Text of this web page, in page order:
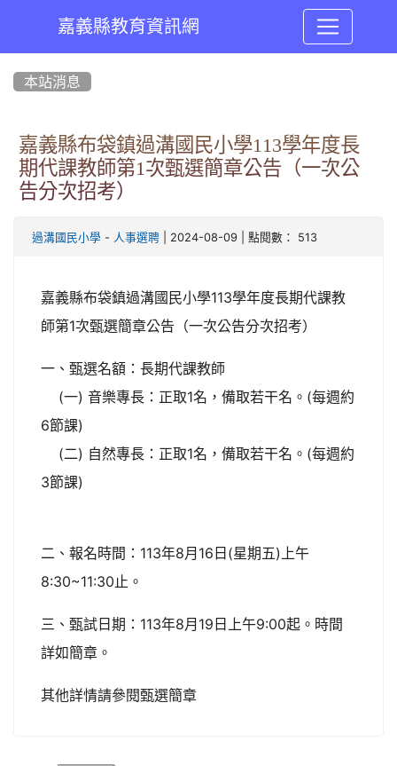
嘉義縣教育資訊網
本站消息
嘉義縣布袋鎮過溝國民小學113學年度長
期代課教師第1次甄選簡章公告（一次公
告分次招考）
過溝國民小學 - 人事選聘 | 2024-08-09 | 點閱數： 513
嘉義縣布袋鎮過溝國民小學113學年度長期代課教
師第1次甄選簡章公告（一次公告分次招考）
一、甄選名額：長期代課教師
(一) 音樂專長：正取1名，備取若干名。(每週約
6節課)
(二) 自然專長：正取1名，備取若干名。(每週約
3節課)
二、報名時間：113年8月16日(星期五)上午
8:30~11:30止。
三、甄試日期：113年8月19日上午9:00起。時間
詳如簡章。
其他詳情請參閱甄選簡章